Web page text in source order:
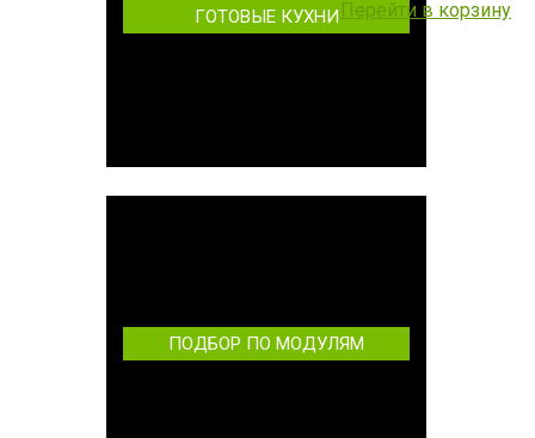
ГОТОВЫЕ КУХНИ
ПОДБОР ПО МОДУЛЯМ
Перейти в корзину